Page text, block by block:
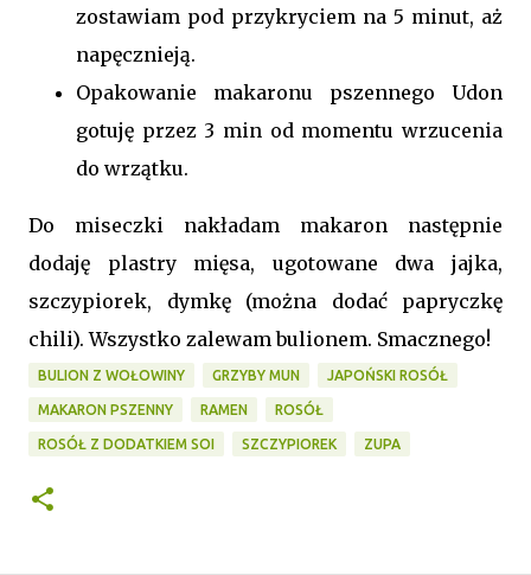
zostawiam pod przykryciem na 5 minut, aż
napęcznieją.
Opakowanie makaronu pszennego Udon
gotuję przez 3 min od momentu wrzucenia
do wrzątku.
Do miseczki nakładam makaron następnie
dodaję plastry mięsa, ugotowane dwa jajka,
szczypiorek, dymkę (można dodać papryczkę
chili). Wszystko zalewam bulionem. Smacznego!
BULION Z WOŁOWINY GRZYBY MUN JAPOŃSKI ROSÓŁ
MAKARON PSZENNY RAMEN ROSÓŁ
ROSÓŁ Z DODATKIEM SOI SZCZYPIOREK ZUPA